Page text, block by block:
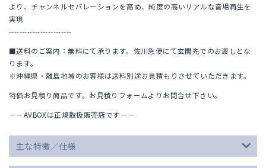
より、チャンネルセパレーションを高め、純度の高いリアルな音場再生を
実現
------------------------
■送料のご案内：無料にて承ります。佐川急便にて玄関先でのお渡しとな
ります。
※沖縄県・離島地域のお客様は送料別途お見積もりさせていただきます。
特価お見積り商品です。お見積りフォームよりお問合せ下さい。
－－AVBOXは正規取扱販売店です－－
主な特徴／仕様